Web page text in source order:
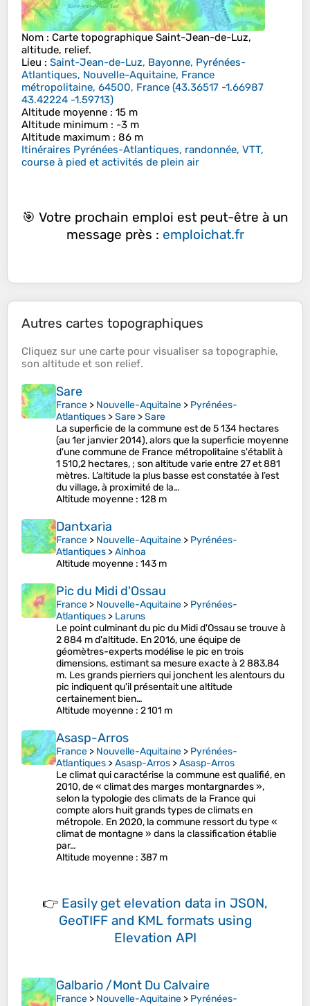
Nom : Carte topographique Saint-Jean-de-Luz,
altitude, relief.
Lieu : Saint-Jean-de-Luz, Bayonne, Pyrénées-
Atlantiques, Nouvelle-Aquitaine, France
métropolitaine, 64500, France (43.36517 -1.66987
43.42224 -1.59713)
Altitude moyenne : 15 m
Altitude minimum : -3 m
Altitude maximum : 86 m
Itinéraires Pyrénées-Atlantiques, randonnée, VTT,
course à pied et activités de plein air
🎯 Votre prochain emploi est peut-être à un
message près : emploichat.fr
Autres cartes topographiques
Cliquez sur une carte pour visualiser sa topographie,
son altitude et son relief.
Sare
France > Nouvelle-Aquitaine > Pyrénées-
Atlantiques >Sare >Sare
La superficie de la commune est de 5 134 hectares
(au 1er janvier 2014), alors que la superficie moyenne
d'une commune de France métropolitaine s'établit à
1 510,2 hectares, ; son altitude varie entre 27 et 881
mètres. L’altitude la plus basse est constatée à l’est
du village, à proximité de la…
Altitude moyenne : 128 m
Dantxaria
France > Nouvelle-Aquitaine > Pyrénées-
Atlantiques >Ainhoa
Altitude moyenne : 143 m
Pic du Midi d'Ossau
France > Nouvelle-Aquitaine > Pyrénées-
Atlantiques > Laruns
Le point culminant du pic du Midi d'Ossau se trouve à
2 884 m d'altitude. En 2016, une équipe de
géomètres-experts modélise le pic en trois
dimensions, estimant sa mesure exacte à 2 883,84
m. Les grands pierriers qui jonchent les alentours du
pic indiquent qu'il présentait une altitude
certainement bien…
Altitude moyenne : 2 101 m
Asasp-Arros
France > Nouvelle-Aquitaine > Pyrénées-
Atlantiques >Asasp-Arros >Asasp-Arros
Le climat qui caractérise la commune est qualifié, en
2010, de « climat des marges montargnardes »,
selon la typologie des climats de la France qui
compte alors huit grands types de climats en
métropole. En 2020, la commune ressort du type «
climat de montagne » dans la classification établie
par…
Altitude moyenne : 387 m
👉 Easily get elevation data in JSON,
GeoTIFF and KML formats using
Elevation API
Galbario /Mont Du Calvaire
France > Nouvelle-Aquitaine > Pyrénées-